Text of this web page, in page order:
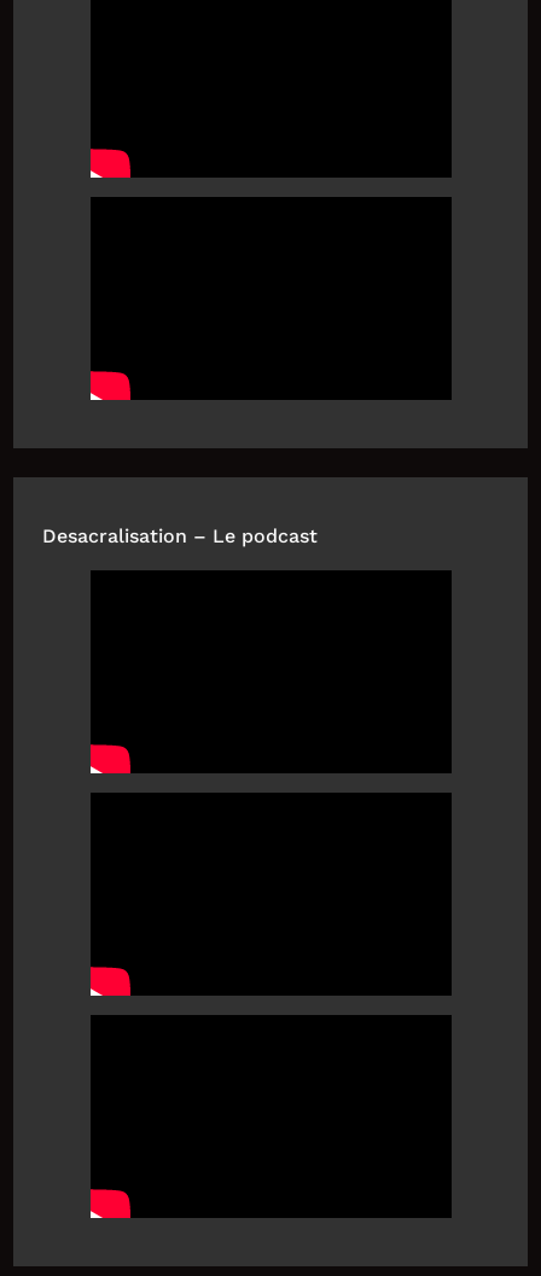
Desacralisation – Le podcast